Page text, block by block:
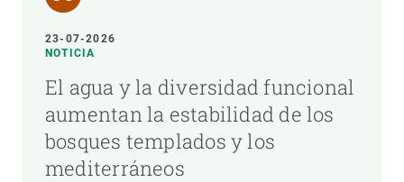
23-07-2026
NOTICIA
El agua y la diversidad funcional
aumentan la estabilidad de los
bosques templados y los
mediterráneos